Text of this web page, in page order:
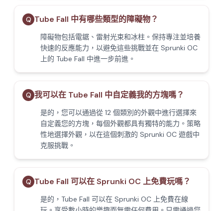
Q Tube Fall 中有哪些類型的障礙物？
障礙物包括電鋸、雷射光束和冰柱。保持專注並培養
快速的反應能力，以避免這些挑戰並在 Sprunki OC
上的 Tube Fall 中進一步前進。
Q 我可以在 Tube Fall 中自定義我的方塊嗎？
是的，您可以通過從 12 個類別的外觀中進行選擇來
自定義您的方塊，每個外觀都具有獨特的能力。策略
性地選擇外觀，以在這個刺激的 Sprunki OC 遊戲中
克服挑戰。
Q Tube Fall 可以在 Sprunki OC 上免費玩嗎？
是的，Tube Fall 可以在 Sprunki OC 上免費在線